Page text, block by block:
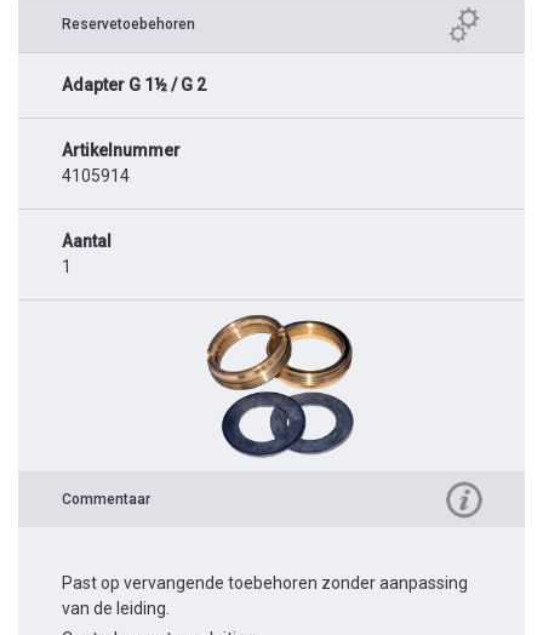
Reservetoebehoren
Adapter G 1½ / G 2
Artikelnummer
4105914
Aantal
1
Commentaar
Past op vervangende toebehoren zonder aanpassing
van de leiding.